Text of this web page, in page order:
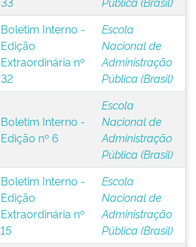
Boletim Interno -
Edição
Extraordinária nº
32
Escola
Nacional de
Administração
Pública (Brasil)
Boletim Interno -
Edição nº 6
Escola
Nacional de
Administração
Pública (Brasil)
Boletim Interno -
Edição
Extraordinária nº
15
Escola
Nacional de
Administração
Pública (Brasil)